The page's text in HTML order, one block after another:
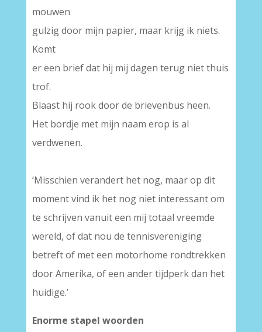
mouwen
gulzig door mijn papier, maar krijg ik niets.
Komt
er een brief dat hij mij dagen terug niet thuis
trof.
Blaast hij rook door de brievenbus heen.
Het bordje met mijn naam erop is al
verdwenen.
‘Misschien verandert het nog, maar op dit
moment vind ik het nog niet interessant om
te schrijven vanuit een mij totaal vreemde
wereld, of dat nou de tennisvereniging
betreft of met een motorhome rondtrekken
door Amerika, of een ander tijdperk dan het
huidige.’
Enorme stapel woorden